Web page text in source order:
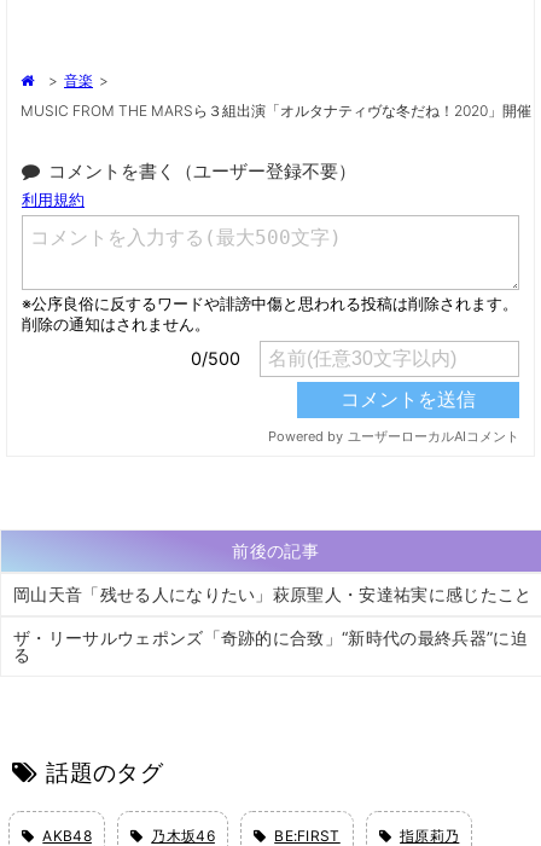
> 音楽 >
MUSIC FROM THE MARSら３組出演「オルタナティヴな冬だね！2020」開催
コメントを書く（ユーザー登録不要）
前後の記事
岡山天音「残せる人になりたい」萩原聖人・安達祐実に感じたこと
ザ・リーサルウェポンズ「奇跡的に合致」“新時代の最終兵器”に迫
る
話題のタグ
AKB48 乃木坂46 BE:FIRST 指原莉乃